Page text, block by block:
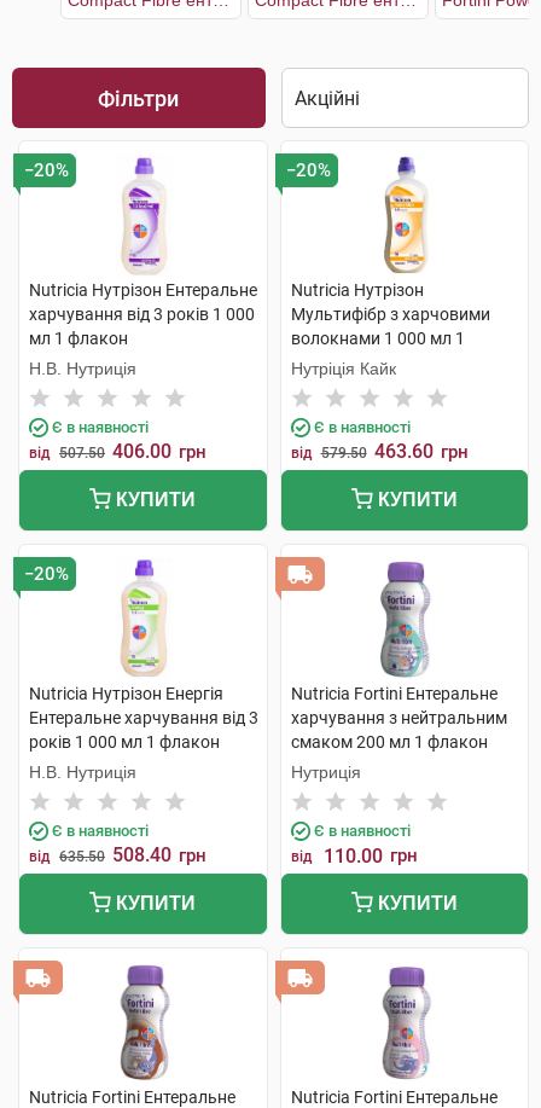
Фільтри
−20%
Nutricia Нутрізон Ентеральне
харчування від 3 років 1 000
мл 1 флакон
Н.В. Нутриція
Є в наявності
від 507.50 406.00 грн
КУПИТИ
−20%
Nutricia Нутрізон
Мультифібр з харчовими
волокнами 1 000 мл 1
флакон
Нутріція Кайк
Є в наявності
від 579.50 463.60 грн
КУПИТИ
−20%
Nutricia Нутрізон Енергія
Ентеральне харчування від 3
років 1 000 мл 1 флакон
Н.В. Нутриція
Є в наявності
від 635.50 508.40 грн
КУПИТИ
Nutricia Fortini Ентеральне
харчування з нейтральним
смаком 200 мл 1 флакон
Нутриція
Є в наявності
від 110.00 грн
КУПИТИ
Nutricia Fortini Ентеральне
Nutricia Fortini Ентеральне